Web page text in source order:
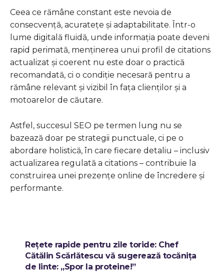
Ceea ce rămâne constant este nevoia de
consecvență, acuratețe și adaptabilitate. Într-o
lume digitală fluidă, unde informația poate deveni
rapid perimată, menținerea unui profil de citations
actualizat și coerent nu este doar o practică
recomandată, ci o condiție necesară pentru a
rămâne relevant și vizibil în fața clienților și a
motoarelor de căutare.
Astfel, succesul SEO pe termen lung nu se
bazează doar pe strategii punctuale, ci pe o
abordare holistică, în care fiecare detaliu – inclusiv
actualizarea regulată a citations – contribuie la
construirea unei prezențe online de încredere și
performante.
Rețete rapide pentru zile toride: Chef
Cătălin Scărlătescu vă sugerează tocănița
de linte: „Spor la proteine!”